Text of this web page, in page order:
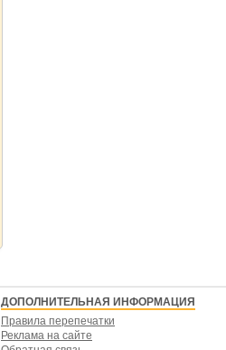
ДОПОЛНИТЕЛЬНАЯ ИНФОРМАЦИЯ
Правила перепечатки
Реклама на сайте